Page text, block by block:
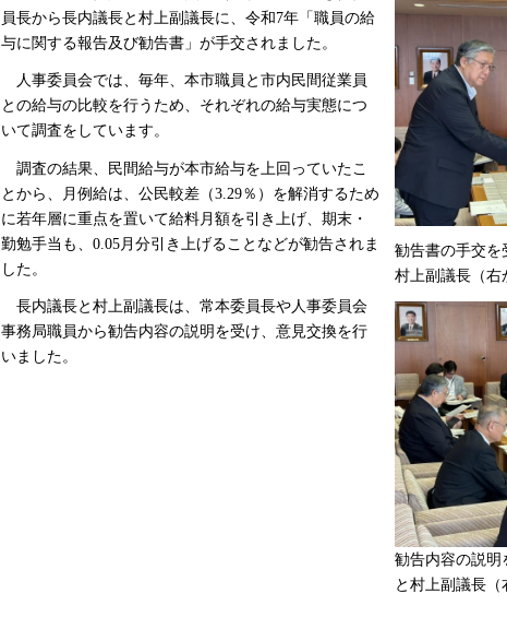
員長から長内議長と村上副議長に、令和7年「職員の給
与に関する報告及び勧告書」が手交されました。
人事委員会では、毎年、本市職員と市内民間従業員
との給与の比較を行うため、それぞれの給与実態につ
いて調査をしています。
調査の結果、民間給与が本市給与を上回っていたこ
とから、月例給は、公民較差（3.29％）を解消するため
に若年層に重点を置いて給料月額を引き上げ、期末・
勤勉手当も、0.05月分引き上げることなどが勧告されま
した。
長内議長と村上副議長は、常本委員長や人事委員会
事務局職員から勧告内容の説明を受け、意見交換を行
いました。
勧告書の手交を
村上副議長（右
勧告内容の説明
と村上副議長